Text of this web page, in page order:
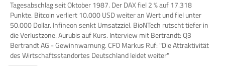
Tagesabschlag seit Oktober 1987. Der DAX fiel 2 % auf 17.318
Punkte. Bitcoin verliert 10.000 USD weiter an Wert und fiel unter
50.000 Dollar. Infineon senkt Umsatzziel. BioNTech rutscht tiefer in
die Verlustzone. Aurubis auf Kurs. Interview mit Bertrandt: Q3
Bertrandt AG - Gewinnwarnung. CFO Markus Ruf: "Die Attraktivität
des Wirtschaftsstandortes Deutschland leidet weiter"